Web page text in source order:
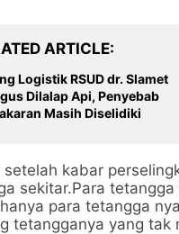
ARTICLE
Logistik RSUD dr. Slamet
Dilalap Api, Penyebab
Masih Diselidiki
setelah kabar
sekitar.Para
para tetangga
tetangganya yang